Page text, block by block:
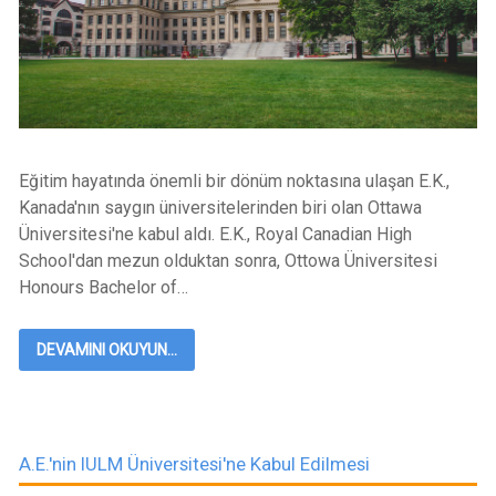
Eğitim hayatında önemli bir dönüm noktasına ulaşan E.K.,
Kanada'nın saygın üniversitelerinden biri olan Ottawa
Üniversitesi'ne kabul aldı. E.K., Royal Canadian High
School'dan mezun olduktan sonra, Ottowa Üniversitesi
Honours Bachelor of…
DEVAMINI OKUYUN...
A.E.'nin IULM Üniversitesi'ne Kabul Edilmesi